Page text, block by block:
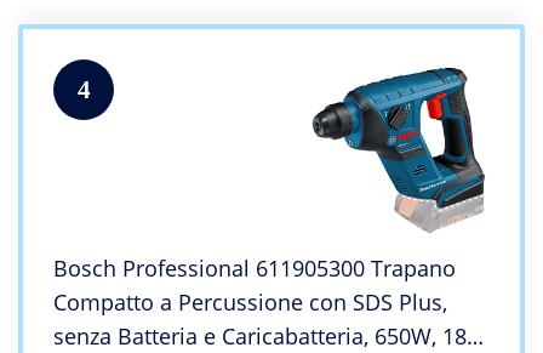
4
Bosch Professional 611905300 Trapano
Compatto a Percussione con SDS Plus,
senza Batteria e Caricabatteria, 650W, 18V,